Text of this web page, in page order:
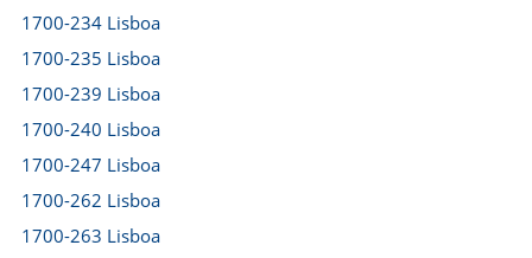
1700-234 Lisboa
1700-235 Lisboa
1700-239 Lisboa
1700-240 Lisboa
1700-247 Lisboa
1700-262 Lisboa
1700-263 Lisboa